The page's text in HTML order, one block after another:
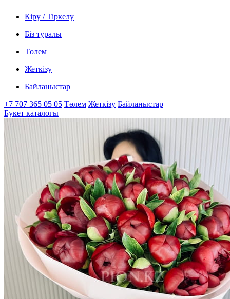
Кіру / Тіркелу
Біз туралы
Төлем
Жеткізу
Байланыстар
+7 707 365 05 05 Төлем Жеткізу Байланыстар
Букет каталогы